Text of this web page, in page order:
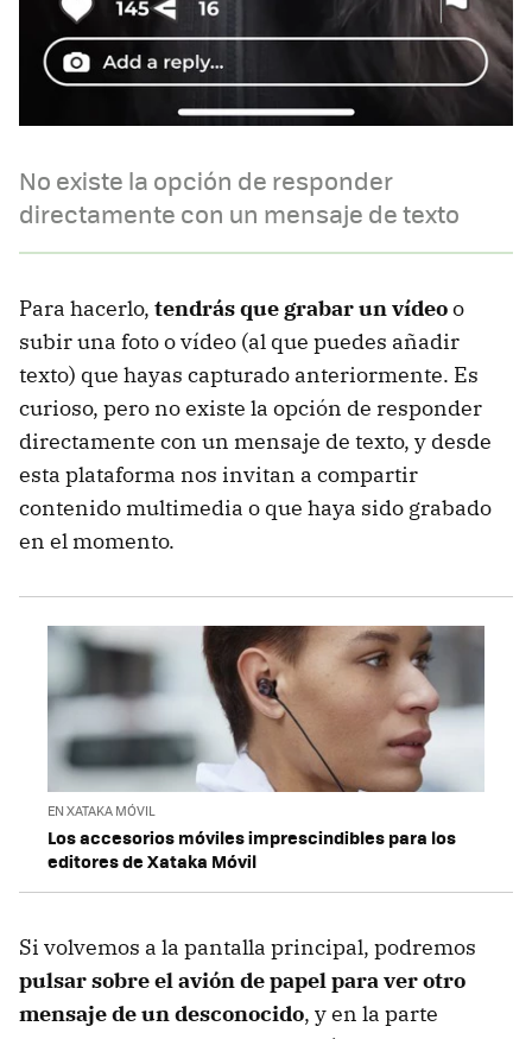
No existe la opción de responder
directamente con un mensaje de texto
Para hacerlo, tendrás que grabar un vídeoo
subir una foto o vídeo (al que puedes añadir
texto) que hayas capturado anteriormente. Es
curioso, pero no existe la opción de responder
directamente con un mensaje de texto, y desde
esta plataforma nos invitan a compartir
contenido multimedia o que haya sido grabado
en el momento.
EN XATAKA MÓVIL
Los accesorios móviles imprescindibles para los
editores de Xataka Móvil
Si volvemos a la pantalla principal, podremos
pulsar sobre el avión de papel para ver otro
mensaje de un desconocido, y en la parte